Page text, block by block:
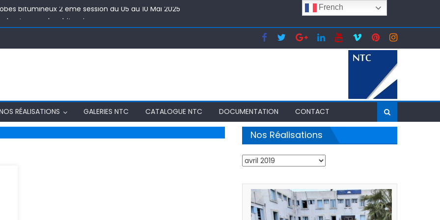
bitumineux 2 éme session du 05 au 10 Mai 2025
« Les enrobes bitumineux »
de parrainer et d’animer les JPO 2024 ENSTP – TCHAD
des professionnels du béton armé Semaine du 22 au 26 avril 2024 en Tunisie
bitumineux 2 éme session du 05 au 10 Mai 2025
RÉALISATIONS GALERIES NTC CATALOGUE NTC DOCUMENTATION CONTACT
Nos Réalisations
Nos
French